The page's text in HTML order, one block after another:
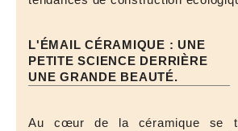
L'ÉMAIL CÉRAMIQUE : UNE
PETITE SCIENCE DERRIÈRE
UNE GRANDE BEAUTÉ.
Au cœur de la céramique se